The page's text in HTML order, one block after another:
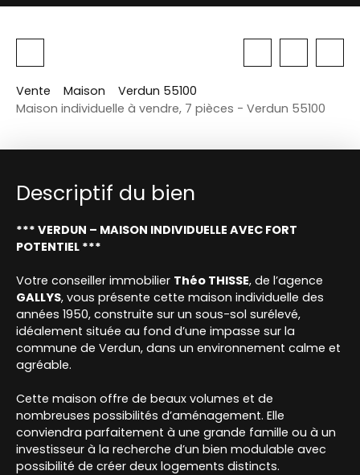
Vente Maison
Verdun 55100
Maison individuelle à vendre, 7 pièces - Verdun 55100
Descriptif du bien
*** VERDUN – MAISON INDIVIDUELLE AVEC FORT
POTENTIEL ***
Votre conseiller immobilier Théo THISSE, de l’agence
GALLYS, vous présente cette maison individuelle des
années 1950, construite sur un sous-sol surélevé,
idéalement située au fond d’une impasse sur la
commune de Verdun, dans un environnement calme et
agréable.
Cette maison offre de beaux volumes et de
nombreuses possibilités d’aménagement. Elle
conviendra parfaitement à une grande famille ou à un
investisseur à la recherche d’un bien modulable avec
possibilité de créer deux logements distincts.